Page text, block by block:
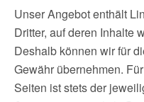
Unser Angebot enthält
Dritter, auf deren Inhalte
Deshalb können wir für
Gewähr übernehmen.
Seiten ist stets der